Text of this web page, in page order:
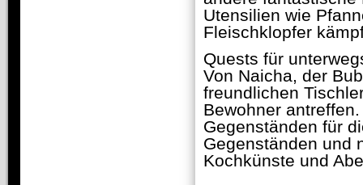
Utensilien wie
Fleischklopfer
Quests für
Von Naicha, der
freundlichen
Bewohner
Gegenständen für
Gegenständen und
Kochkünste und